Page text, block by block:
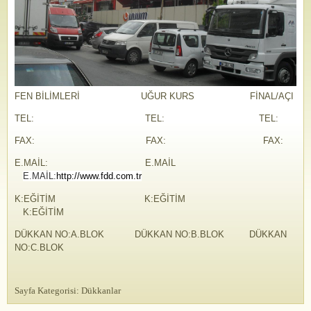
FEN BİLİMLERİ UĞUR KURS FİNAL/AÇI
TEL: TEL: TEL:
FAX: FAX: FAX:
E.MAİL: E.MAİL
E.MAİL: http://www.fdd.com.tr
K:EĞİTİM K:EĞİTİM
K:EĞİTİM
DÜKKAN NO:A.BLOK DÜKKAN NO:B.BLOK DÜKKAN
NO:C.BLOK
Sayfa Kategorisi: Dükkanlar